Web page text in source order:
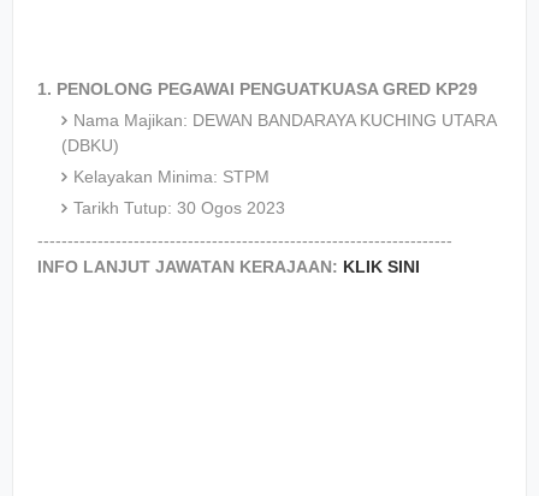
1. PENOLONG PEGAWAI PENGUATKUASA GRED KP29
Nama Majikan: DEWAN BANDARAYA KUCHING UTARA
(DBKU)
Kelayakan Minima: STPM
Tarikh Tutup: 30 Ogos 2023
---------------------------------------------------------------------
INFO LANJUT JAWATAN KERAJAAN: KLIK SINI